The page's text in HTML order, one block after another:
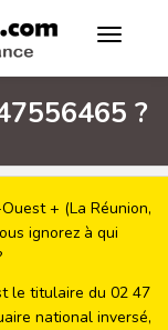
?
+ (La Réunion,
ignorez à qui
le titulaire du 02 47
national inversé,